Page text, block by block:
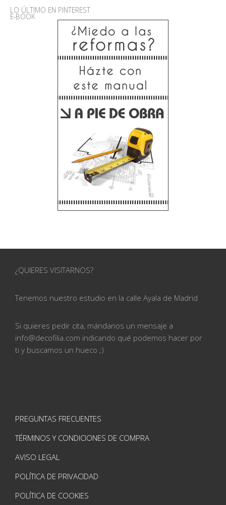
LO ÚLTIMO EN PINTEREST
E-BOOK
¿QUIERES VISITARNOS?
Tenemos nuestro estudio en la calle Ayala de Madrid
Si quieres pedir cita, mándanos un mensaje a
info@decofilia.com indicando qué podemos hacer por
ti y buscamos un hueco ;)
PREGUNTAS FRECUENTES
TÉRMINOS Y CONDICIONES DE COMPRA
AVISO LEGAL
POLÍTICA DE PRIVACIDAD
POLÍTICA DE COOKIES